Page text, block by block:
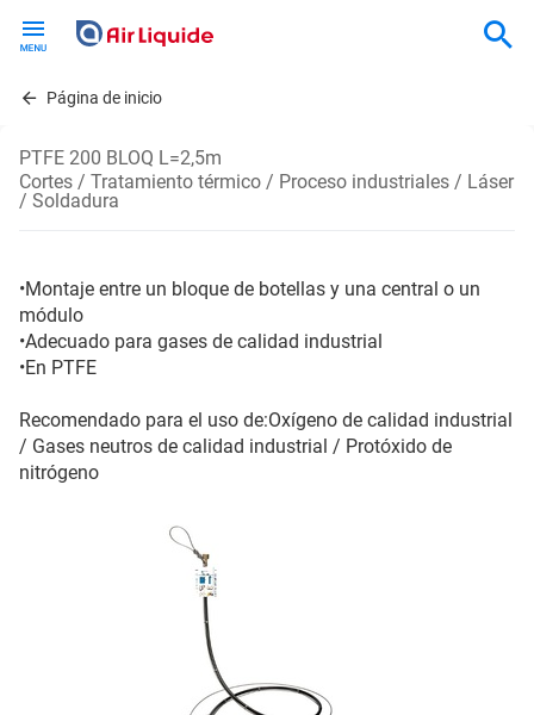
contentPágina de inicio
PTFE 200 BLOQ L=2,5m
Cortes / Tratamiento térmico / Proceso industriales / Láser
/ Soldadura
•Montaje entre un bloque de botellas y una central o un
módulo
•Adecuado para gases de calidad industrial
•En PTFE
Recomendado para el uso de:Oxígeno de calidad industrial
/ Gases neutros de calidad industrial / Protóxido de
nitrógeno